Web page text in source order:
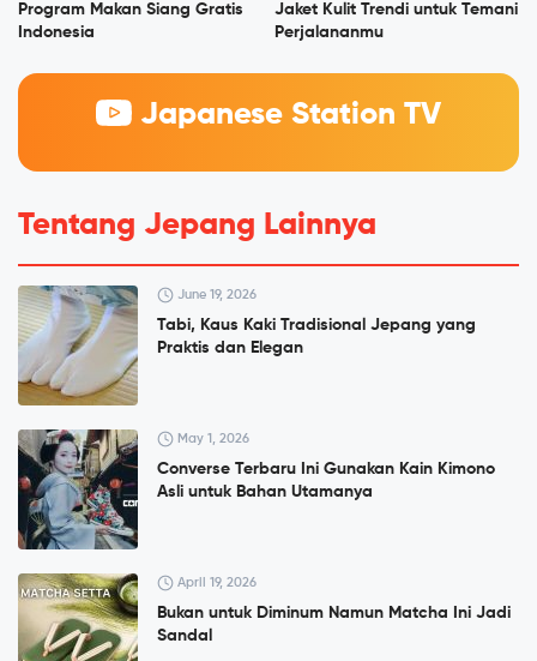
Program Makan Siang Gratis
Indonesia
Jaket Kulit Trendi untuk Temani
Perjalananmu
Japanese Station TV
Tentang Jepang Lainnya
June 19, 2026
Tabi, Kaus Kaki Tradisional Jepang yang
Praktis dan Elegan
May 1, 2026
Converse Terbaru Ini Gunakan Kain Kimono
Asli untuk Bahan Utamanya
April 19, 2026
Bukan untuk Diminum Namun Matcha Ini Jadi
Sandal